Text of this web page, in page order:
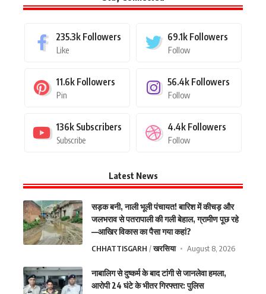
235.3k Followers
Like
69.1k Followers
Follow
11.6k Followers
Pin
56.4k Followers
Follow
136k Subscribers
Subscribe
4.4k Followers
Follow
Latest News
सड़क बनी, नाली भूली पंचायत! बारिश में कीचड़ और
जलभराव से पतरापाली की गली बेहाल, ग्रामीण पूछ रहे
—आखिर विकास का पैसा गया कहां?
CHHATTISGARH खरसिया August 8, 2026
नाबालिग से दुष्कर्म के बाद टांगी से जानलेवा हमला,
आरोपी 24 घंटे के भीतर गिरफ्तार: पुलिस